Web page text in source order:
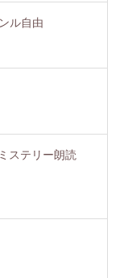
ル自由
ステリー朗読